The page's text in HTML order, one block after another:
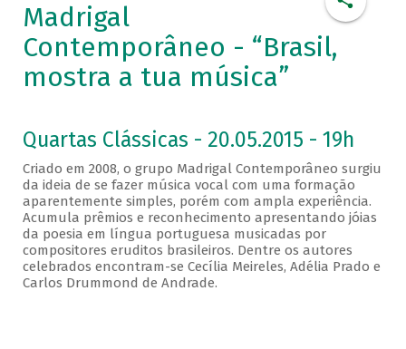
Madrigal
Contemporâneo - “Brasil,
mostra a tua música”
Quartas Clássicas - 20.05.2015 - 19h
Criado em 2008, o grupo Madrigal Contemporâneo surgiu
da ideia de se fazer música vocal com uma formação
aparentemente simples, porém com ampla experiência.
Acumula prêmios e reconhecimento apresentando jóias
da poesia em língua portuguesa musicadas por
compositores eruditos brasileiros. Dentre os autores
celebrados encontram-se Cecília Meireles, Adélia Prado e
Carlos Drummond de Andrade.